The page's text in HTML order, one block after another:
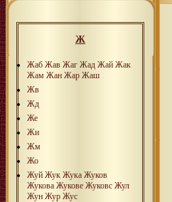
Ж
Жаб Жав Жаг Жад Жай Жак
Жам Жан Жар Жаш
Жв
Жд
Же
Жи
Жм
Жо
Жуй Жук Жука Жуков
Жукова Жукове Жуковс Жул
Жун Жур Жус